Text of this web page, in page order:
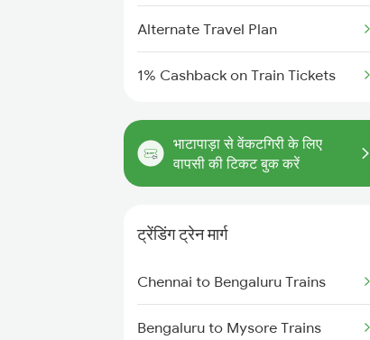
Alternate Travel Plan
1% Cashback on Train Tickets
भाटापाड़ा से वेंकटगिरी के लिए
वापसी की टिकट बुक करें
ट्रेंडिंग ट्रेन मार्ग
Chennai to Bengaluru Trains
Bengaluru to Mysore Trains